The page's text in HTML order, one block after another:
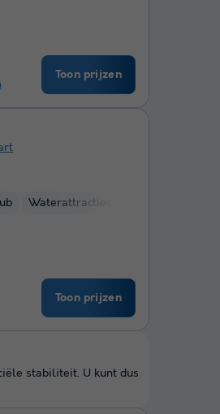
Toon prijzen
Waterattracties
Toon prijzen
stabiliteit. U kunt dus